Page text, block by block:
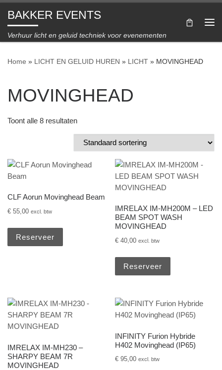
Ga naar inhoud
BAKKER EVENTS
Verhuur licht en geluid techniek voor evenementen
Home » LICHT EN GELUID HUREN » LICHT » MOVINGHEAD
MOVINGHEAD
Toont alle 8 resultaten
CLF Aorun Movinghead Beam
€ 55,00 excl. btw
Reserveer
IMRELAX IM-MH200M – LED
BEAM SPOT WASH
MOVINGHEAD
€ 40,00 excl. btw
Reserveer
IMRELAX IM-MH230 –
SHARPY BEAM 7R
MOVINGHEAD
INFINITY Furion Hybride
H402 Movinghead (IP65)
€ 95,00 excl. btw